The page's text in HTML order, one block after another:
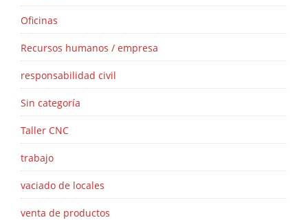
Oficinas
Recursos humanos / empresa
responsabilidad civil
Sin categoría
Taller CNC
trabajo
vaciado de locales
venta de productos